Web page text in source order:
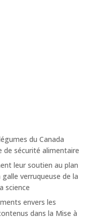
du Canada
de sécurité alimentaire
leur soutien au plan
galle verruqueuse de la
science
envers les
dans la Mise à